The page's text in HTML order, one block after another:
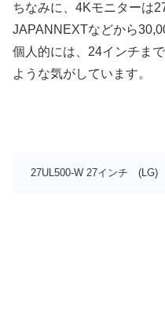
ちなみに、4Kモニターは
JAPANNEXTなどから
個人的には、24インチま
ような気がしています。
27UL500-W 27インチ (LG)